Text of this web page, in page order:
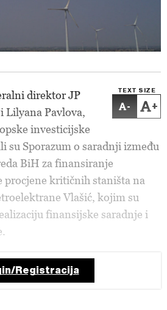
TEXT SIZE
- +
direktor JP
Lilyana Pavlova,
investicijske
su Sporazum o saradnji između
BiH za finansiranje
procjene kritičnih staništa na
Vlašić, kojim su
finansijske saradnje i
Registracija